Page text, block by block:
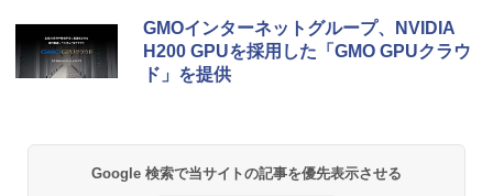
GMOインターネットグループ、NVIDIA
H200 GPUを採用した「GMO GPUクラウ
ド」を提供
Google 検索で当サイトの記事を優先表示させる